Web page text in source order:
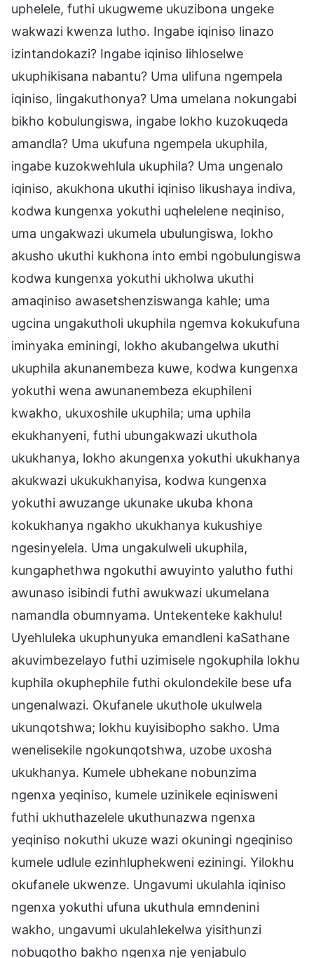
uphelele, futhi ukugweme ukuzibona ungeke
wakwazi kwenza lutho. Ingabe iqiniso linazo
izintandokazi? Ingabe iqiniso lihloselwe
ukuphikisana nabantu? Uma ulifuna ngempela
iqiniso, lingakuthonya? Uma umelana nokungabi
bikho kobulungiswa, ingabe lokho kuzokuqeda
amandla? Uma ukufuna ngempela ukuphila,
ingabe kuzokwehlula ukuphila? Uma ungenalo
iqiniso, akukhona ukuthi iqiniso likushaya indiva,
kodwa kungenxa yokuthi uqhelelene neqiniso,
uma ungakwazi ukumela ubulungiswa, lokho
akusho ukuthi kukhona into embi ngobulungiswa
kodwa kungenxa yokuthi ukholwa ukuthi
amaqiniso awasetshenziswanga kahle; uma
ugcina ungakutholi ukuphila ngemva kokukufuna
iminyaka eminingi, lokho akubangelwa ukuthi
ukuphila akunanembeza kuwe, kodwa kungenxa
yokuthi wena awunanembeza ekuphileni
kwakho, ukuxoshile ukuphila; uma uphila
ekukhanyeni, futhi ubungakwazi ukuthola
ukukhanya, lokho akungenxa yokuthi ukukhanya
akukwazi ukukukhanyisa, kodwa kungenxa
yokuthi awuzange ukunake ukuba khona
kokukhanya ngakho ukukhanya kukushiye
ngesinyelela. Uma ungakulweli ukuphila,
kungaphethwa ngokuthi awuyinto yalutho futhi
awunaso isibindi futhi awukwazi ukumelana
namandla obumnyama. Untekenteke kakhulu!
Uyehluleka ukuphunyuka emandleni kaSathane
akuvimbezelayo futhi uzimisele ngokuphila lokhu
kuphila okuphephile futhi okulondekile bese ufa
ungenalwazi. Okufanele ukuthole ukulwela
ukunqotshwa; lokhu kuyisibopho sakho. Uma
wenelisekile ngokunqotshwa, uzobe uxosha
ukukhanya. Kumele ubhekane nobunzima
ngenxa yeqiniso, kumele uzinikele eqinisweni
futhi ukhuthazelele ukuthunazwa ngenxa
yeqiniso nokuthi ukuze wazi okuningi ngeqiniso
kumele udlule ezinhluphekweni eziningi. Yilokhu
okufanele ukwenze. Ungavumi ukulahla iqiniso
ngenxa yokuthi ufuna ukuthula emndenini
wakho, ungavumi ukulahlekelwa yisithunzi
nobuqotho bakho ngenxa nje yenjabulo